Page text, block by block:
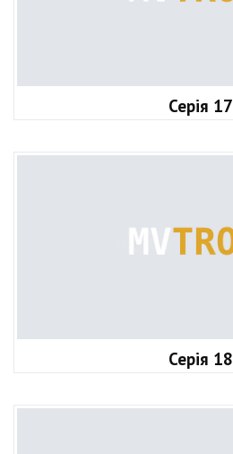
Серія 17
Серія 18